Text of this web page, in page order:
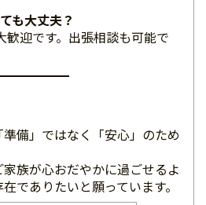
も大丈夫？
迎です。出張相談も可能で
備」ではなく「安心」のため
族が心おだやかに過ごせるよ
でありたいと願っています。